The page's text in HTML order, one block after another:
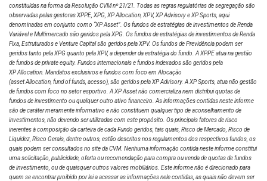
Renan Rossi
Analista
constituídas na forma da Resolução CVM nº 21/21. Todas as regras regulatórias de segregação são
observadas pelas gestoras XPPE, XPG, XP Allocation, XPV, XP Advisory e XP Sports, aqui
denominadas em conjunto como “XP Asset”. Os fundos de estratégias de investimentos de Renda
Variável e Multimercado são geridos pela XPG. Os fundos de estratégias de investimentos de Renda
Fixa, Estruturados e Venture Capital são geridos pela XPV. Os fundos de Previdência podem ser
geridos tanto pela XPG quanto pela XPV, a depender da estratégia do fundo. A XPPE atua na gestão
de fundos de private equity. Fundos internacionais e fundos indexados são geridos pela
XP Allocation. Mandatos exclusivos e fundos com foco em Alocação
(asset Allocation, fund of funds, acesso), são geridos pela XP Advisory. A XP Sports, atua não gestão
de fundos com foco no setor esportivo. A XP Asset não comercializa nem distribui quotas de
fundos de investimento ou qualquer outro ativo financeiro. As informações contidas neste informe
são de caráter meramente informativo e não constituem qualquer tipo de aconselhamento de
investimentos, não devendo ser utilizadas com este propósito. Os principais fatores de risco
inerentes à composição da carteira de cada Fundo geridos, tais quais, Risco de Mercado, Risco de
Liquidez, Risco Gerais, dentre outros, estão descritos nos regulamentos dos respectivos fundos, os
quais podem ser consultados no site da CVM. Nenhuma informação contida neste informe constitui
uma solicitação, publicidade, oferta ou recomendação para compra ou venda de quotas de fundos
de investimento, ou de quaisquer outros valores mobiliários. Este informe não é direcionado para
quem se encontrar proibido por lei a acessar as informações nele contidas, as quais não devem ser